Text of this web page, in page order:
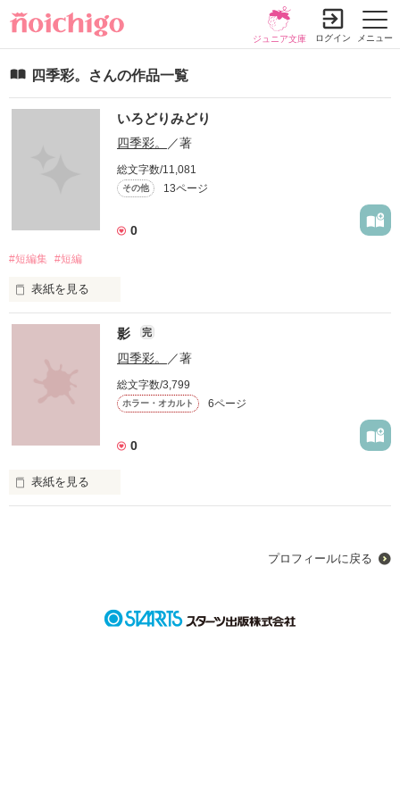
メニュー
ジュニア文庫 ログイン
四季彩。さんの作品一覧
いろどりみどり
四季彩。 ／著
総文字数/11,081
その他 13ページ
0
#短編集 #短編
表紙を見る
こちらは短編集となっています。
ひょっとしたら、過去の作品の登場人物たちが新しい話で別の
新しい話を読む前、読みながら、読んだ後。少し溯って、この
人この作品にいた、なんて探すのも楽しみ方のひとつです。
影 完
四季彩。 ／著
総文字数/3,799
ホラー・オカルト 6ページ
0
表紙を見る
拙い文と語りでございますが、どうぞごゆっくり、ご覧下さい
プロフィールに戻る